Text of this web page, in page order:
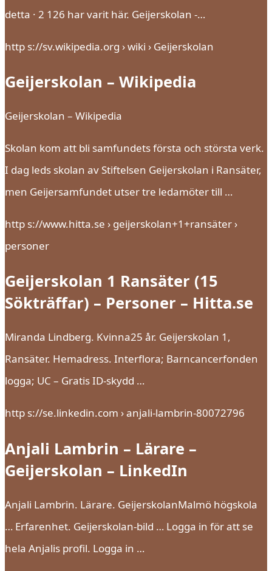
detta · 2 126 har varit här. Geijerskolan -…
http s://sv.wikipedia.org › wiki › Geijerskolan
Geijerskolan – Wikipedia
Geijerskolan – Wikipedia
Skolan kom att bli samfundets första och största verk.
I dag leds skolan av Stiftelsen Geijerskolan i Ransäter,
men Geijersamfundet utser tre ledamöter till …
http s://www.hitta.se › geijerskolan+1+ransäter ›
personer
Geijerskolan 1 Ransäter (15
Sökträffar) – Personer – Hitta.se
Miranda Lindberg. Kvinna25 år. Geijerskolan 1,
Ransäter. Hemadress. Interflora; Barncancerfonden
logga; UC – Gratis ID-skydd …
http s://se.linkedin.com › anjali-lambrin-80072796
Anjali Lambrin – Lärare –
Geijerskolan – LinkedIn
Anjali Lambrin. Lärare. GeijerskolanMalmö högskola
… Erfarenhet. Geijerskolan-bild … Logga in för att se
hela Anjalis profil. Logga in …